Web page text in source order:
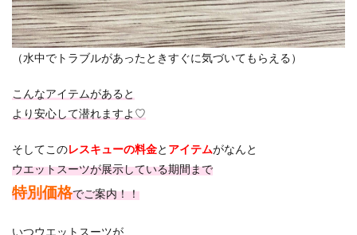
（水中でトラブルがあったときすぐに気づいてもらえる）
こんなアイテムがあると
より安心して潜れますよ♡
そしてこのレスキューの料金と アイテムがなんと
ウエットスーツが展示している期間まで
特別価格でご案内！！
いつウエットスーツが